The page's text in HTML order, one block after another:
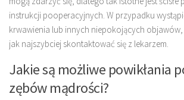
instrukcji pooperacyjnych. W przypadku
krwawienia lub innych niepokojących
jak najszybciej skontaktować się z lekarzem.
Jakie są możliwe powikłania
zębów mądrości?